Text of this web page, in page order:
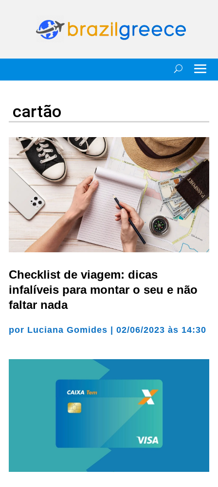
cartão
Checklist de viagem: dicas
infalíveis para montar o seu e não
faltar nada
por Luciana Gomides | 02/06/2023 às 14:30